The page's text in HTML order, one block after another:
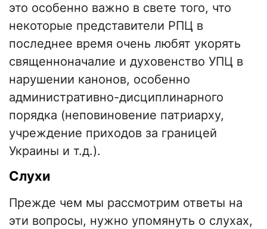
это особенно важно в свете того, что
некоторые представители РПЦ в
последнее время очень любят укорять
священноначалие и духовенство УПЦ в
нарушении канонов, особенно
административно-дисциплинарного
порядка (неповиновение патриарху,
учреждение приходов за границей
Украины и т.д.).
Слухи
Прежде чем мы рассмотрим ответы на
эти вопросы, нужно упомянуть о слухах,